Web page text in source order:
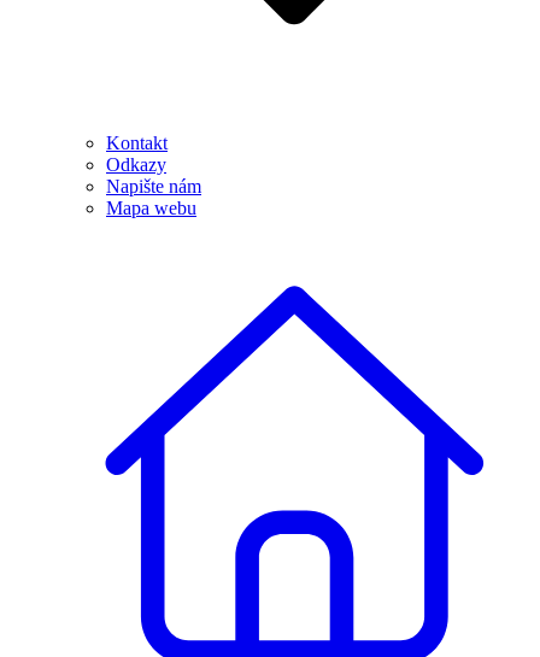
Kontakt
Odkazy
Napište nám
Mapa webu